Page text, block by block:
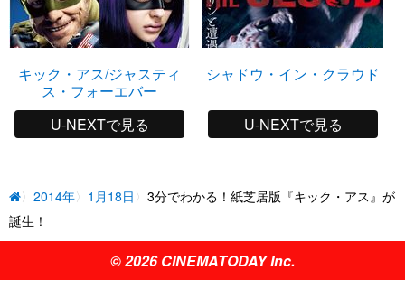
キック・アス/ジャスティ
ス・フォーエバー
U-NEXTで見る
シャドウ・イン・クラウド
U-NEXTで見る
2014年 1月18日
3分でわかる！紙芝居版『キック・アス』が
誕生！
© 2026 CINEMATODAY Inc.